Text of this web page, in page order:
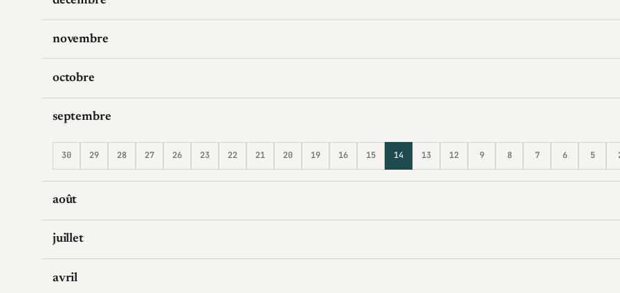
novembre
octobre
septembre
30 29 28 27 26 23 22 21 20 19 16 15 14 13 12 9 8 7 6 5
août
juillet
avril